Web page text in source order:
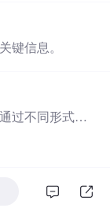
变化。
键信息。
过不同形式的